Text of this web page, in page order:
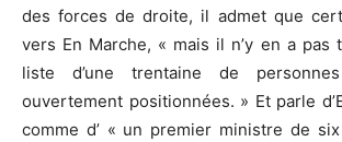
des forces de droite, il admet que
vers En Marche, « mais il n’y en a pas
liste d’une trentaine de
ouvertement positionnées. » Et parle
comme d’ « un premier ministre de